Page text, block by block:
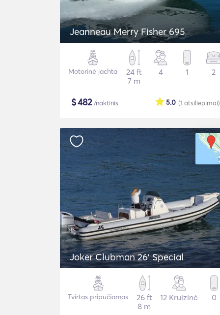
Jeanneau Merry Fisher 695
Motorinė jachta
24 ft
7 m
4 1 2
$482/naktinis (1 atsiliepimai)
5.0
Joker Clubman 26' Special
Tvirtas pripučiamas
26 ft
8 m
12 Kruizinė 0